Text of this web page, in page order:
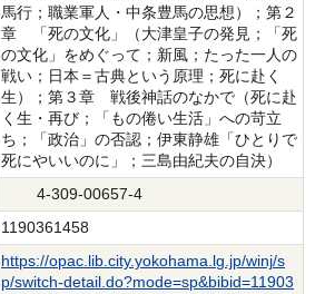
馬行；職業軍人・中条豊馬の思想）；第２
章 「死の文化」（大津皇子の発見；「死
の文化」をめぐって；新風；たった一人の
戦い；日本＝古典という原理；死に赴く
生）；第３章 戦後神話のなかで（死に赴
く生・再び；「もの倦い生活」への苛立
ち；「政治」の否認；伊東静雄「ひとりで
死にやいいのに」；三島由紀夫の自決）
4-309-00657-4
1190361458
https://opac.lib.city.yokohama.lg.jp/winj/s
p/switch-detail.do?mode=sp&bibid=11903